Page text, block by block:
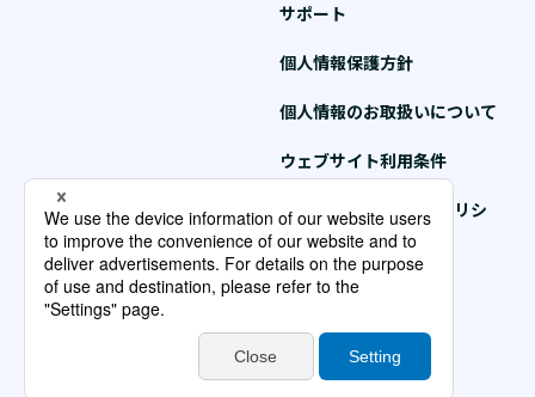
個人情報保護方針情報
サイトマップ
サポート
個人情報保護方針
個人情報のお取扱いについて
ウェブサイト利用条件
クッキー（Cookie）ポリシ
ー